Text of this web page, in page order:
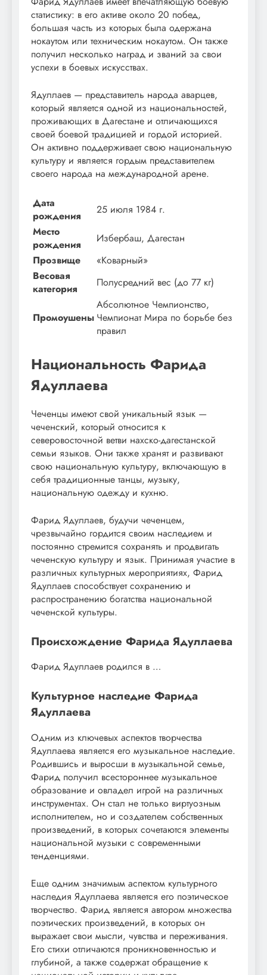
статистику: в его активе около 20 побед,
большая часть из которых была одержана
нокаутом или техническим нокаутом. Он также
получил несколько наград и званий за свои
успехи в боевых искусствах.
Ядуллаев — представитель народа аварцев,
который является одной из национальностей,
проживающих в Дагестане и отличающихся
своей боевой традицией и гордой историей.
Он активно поддерживает свою национальную
культуру и является гордым представителем
своего народа на международной арене.
Дата
рождения
25 июля 1984 г.
Место
рождения
Избербаш, Дагестан
Прозвище
«Коварный»
Весовая
категория
Полусредний вес (до 77 кг)
Промоушены
Абсолютное Чемпионство,
Чемпионат Мира по борьбе без
правил
Национальность Фарида
Ядуллаева
Чеченцы имеют свой уникальный язык —
чеченский, который относится к
северовосточной ветви нахско-дагестанской
семьи языков. Они также хранят и развивают
свою национальную культуру, включающую в
себя традиционные танцы, музыку,
национальную одежду и кухню.
Фарид Ядуллаев, будучи чеченцем,
чрезвычайно гордится своим наследием и
постоянно стремится сохранять и продвигать
чеченскую культуру и язык. Принимая участие в
различных культурных мероприятиях, Фарид
Ядуллаев способствует сохранению и
распространению богатства национальной
чеченской культуры.
Происхождение Фарида Ядуллаева
Фарид Ядуллаев родился в …
Культурное наследие Фарида
Ядуллаева
Одним из ключевых аспектов творчества
Ядуллаева является его музыкальное наследие.
Родившись и выросши в музыкальной семье,
Фарид получил всестороннее музыкальное
образование и овладел игрой на различных
инструментах. Он стал не только виртуозным
исполнителем, но и создателем собственных
произведений, в которых сочетаются элементы
национальной музыки с современными
тенденциями.
Еще одним значимым аспектом культурного
наследия Ядуллаева является его поэтическое
творчество. Фарид является автором множества
поэтических произведений, в которых он
выражает свои мысли, чувства и переживания.
Его стихи отличаются проникновенностью и
глубиной, а также содержат обращение к